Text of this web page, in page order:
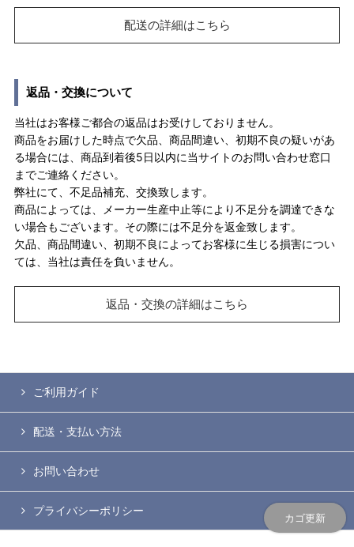
カゴ更新
配送の詳細はこちら
返品・交換について
当社はお客様ご都合の返品はお受けしておりません。
商品をお届けした時点で欠品、商品間違い、初期不良の疑いがあ
る場合には、商品到着後5日以内に当サイトのお問い合わせ窓口
までご連絡ください。
弊社にて、不足品補充、交換致します。
商品によっては、メーカー生産中止等により不足分を調達できな
い場合もございます。その際には不足分を返金致します。
欠品、商品間違い、初期不良によってお客様に生じる損害につい
ては、当社は責任を負いません。
返品・交換の詳細はこちら
ご利用ガイド
配送・支払い方法
お問い合わせ
プライバシーポリシー